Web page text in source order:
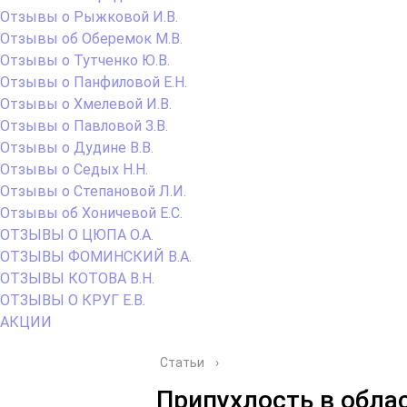
Отзывы о Рыжковой И.В.
Отзывы об Оберемок М.В.
Отзывы о Тутченко Ю.В.
Отзывы о Панфиловой Е.Н.
Отзывы о Хмелевой И.В.
Отзывы о Павловой З.В.
Отзывы о Дудине В.В.
Отзывы о Седых Н.Н.
Отзывы о Степановой Л.И.
Отзывы об Хоничевой Е.С.
ОТЗЫВЫ О ЦЮПА О.А.
ОТЗЫВЫ ФОМИНСКИЙ В.А.
ОТЗЫВЫ КОТОВА В.Н.
ОТЗЫВЫ О КРУГ Е.В.
АКЦИИ
Статьи ›
Припухлость в